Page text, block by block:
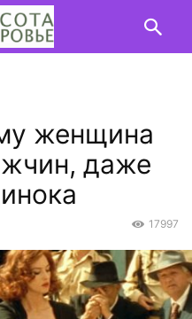
женщина
даже
17997